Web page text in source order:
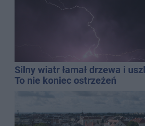
Silny wiatr łamał drzewa i
To nie koniec ostrzeżeń